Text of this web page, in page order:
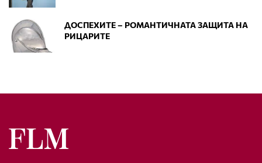
ДОСПЕХИТЕ – РОМАНТИЧНАТА ЗАЩИТА НА
РИЦАРИТЕ